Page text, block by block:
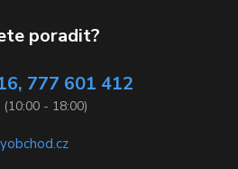
poradit?
777 601 412
- 18:00)